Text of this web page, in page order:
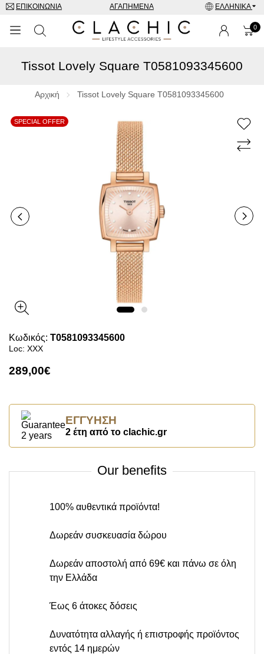
ΕΠΙΚΟΙΝΩΝΊΑ ΑΓΑΠΗΜΈΝΑ ΕΛΛΗΝΙΚΆ
0
ΜΑΡΚΕΣ
ΡΟΛΌΓΙΑ
ΚΟΣΜΉΜΑΤΑ
ΓΥΑΛΙΆ ΗΛΊΟΥ
ΑΞΕΣΟΥΑΡ
SPECIAL OFFERS
Tissot Lovely Square T0581093345600
Αρχική Tissot Lovely Square T0581093345600
SPECIAL OFFER
Κωδικός: T0581093345600
Loc: XXX
289,00€
ΕΓΓΎΗΣΗ
2 έτη από το clachic.gr
Our benefits
100% αυθεντικά προϊόντα!
Δωρεάν συσκευασία δώρου
Δωρεάν αποστολή από 69€ και πάνω σε όλη
την Ελλάδα
Έως 6 άτοκες δόσεις
Δυνατότητα αλλαγής ή επιστροφής προϊόντος
εντός 14 ημερών